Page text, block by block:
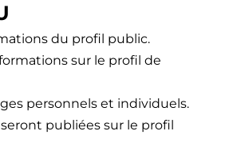
du profil public.
sur le profil de
personnels et individuels.
publiées sur le profil